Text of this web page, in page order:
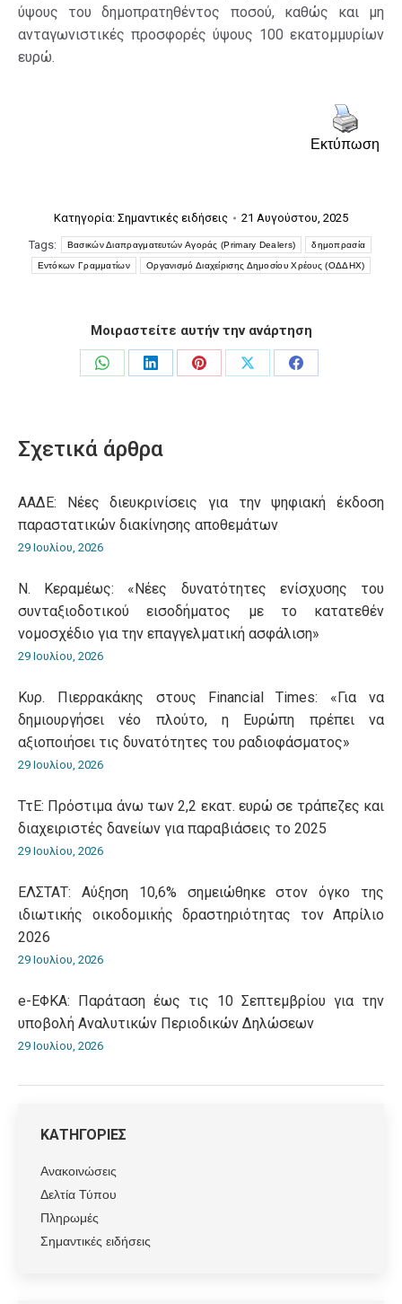
ύψους του δημοπρατηθέντος ποσού, κα­­θώς και μη
ανταγωνιστικές προσφορές ύψους 100 εκατομμυρίων
ευρώ.
Εκτύπωση
Κατηγορία: Σημαντικές ειδήσεις
21 Αυγούστου, 2025
Tags:
Βασικών Διαπραγματευτών Αγοράς (Primary Dealers) δημοπρασία
Εντόκων Γραμματίων Οργανισμό Διαχείρισης Δημοσίου Χρέους (ΟΔΔΗΧ)
Μοιραστείτε αυτήν την ανάρτηση
Share
Share
Share
Share
Share
Σχετικά άρθρα
ΑΑΔΕ: Νέες διευκρινίσεις για την ψηφιακή έκδοση
παραστατικών διακίνησης αποθεμάτων
29 Ιουλίου, 2026
Ν. Κεραμέως: «Νέες δυνατότητες ενίσχυσης του
συνταξιοδοτικού εισοδήματος με το κατατεθέν
νομοσχέδιο για την επαγγελματική ασφάλιση»
29 Ιουλίου, 2026
Κυρ. Πιερρακάκης στους Financial Times: «Για να
δημιουργήσει νέο πλούτο, η Ευρώπη πρέπει να
αξιοποιήσει τις δυνατότητες του ραδιοφάσματος»
29 Ιουλίου, 2026
ΤτΕ: Πρόστιμα άνω των 2,2 εκατ. ευρώ σε τράπεζες και
διαχειριστές δανείων για παραβιάσεις το 2025
29 Ιουλίου, 2026
ΕΛΣΤΑΤ: Αύξηση 10,6% σημειώθηκε στον όγκο της
ιδιωτικής οικοδομικής δραστηριότητας τον Απρίλιο
2026
29 Ιουλίου, 2026
e-ΕΦΚΑ: Παράταση έως τις 10 Σεπτεμβρίου για την
υποβολή Αναλυτικών Περιοδικών Δηλώσεων
29 Ιουλίου, 2026
ΚΑΤΗΓΟΡΙΕΣ
Ανακοινώσεις
Δελτία Τύπου
Πληρωμές
Σημαντικές ειδήσεις